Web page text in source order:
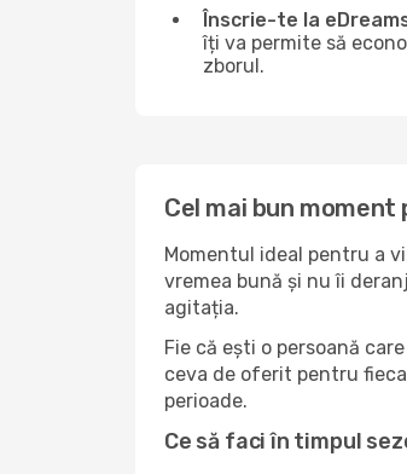
Înscrie-te la
îți va permite să
zborul.
Cel mai bun
Momentul ideal pentru a
vremea bună și nu îi
agitația.
Fie că ești o persoană
ceva de oferit pentru
perioade.
Ce să faci în timpul